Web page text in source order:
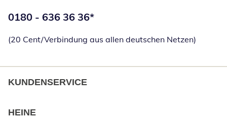
Telefonnummer:
0180 - 636 36 36*
(20 Cent/Verbindung aus allen deutschen Netzen)
KUNDENSERVICE
HEINE